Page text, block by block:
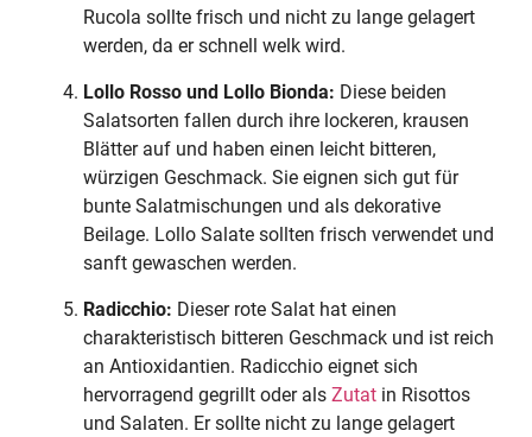
Rucola sollte frisch und nicht zu lange gelagert
werden, da er schnell welk wird.
Lollo Rosso und Lollo Bionda: Diese beiden
Salatsorten fallen durch ihre lockeren, krausen
Blätter auf und haben einen leicht bitteren,
würzigen Geschmack. Sie eignen sich gut für
bunte Salatmischungen und als dekorative
Beilage. Lollo Salate sollten frisch verwendet und
sanft gewaschen werden.
Radicchio: Dieser rote Salat hat einen
charakteristisch bitteren Geschmack und ist reich
an Antioxidantien. Radicchio eignet sich
hervorragend gegrillt oder als Zutat in Risottos
und Salaten. Er sollte nicht zu lange gelagert